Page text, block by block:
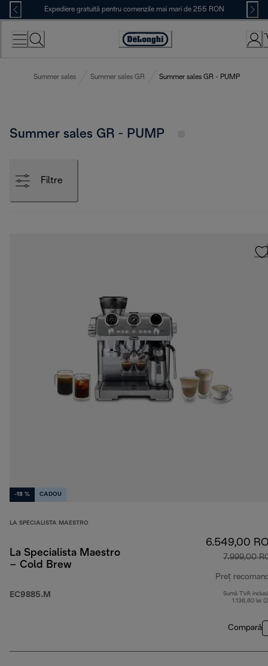
Skip
to
Content
Expediere gratuită pentru comenzile mai mari de 255 RON
Accessibility
Summer sales Summer sales GR Summer sales GR - PUMP
Summer sales GR - PUMP
Filtre
-18 % CADOU
LA SPECIALISTA MAESTRO
La Specialista Maestro
– Cold Brew
EC9885.M
6.549,00
7.999,00
Preț
Sumă TVA
1.136,60 lei
Compară